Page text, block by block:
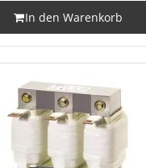
In den Warenkorb